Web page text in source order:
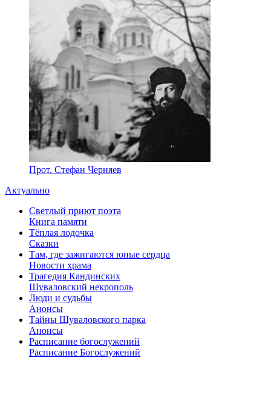
Прот. Стефан Черняев
Актуально
Светлый приют поэта
Книга памяти
Тёплая лодочка
Сказки
Там, где зажигаются юные сердца
Новости храма
Трагедия Кандинских
Шуваловский некрополь
Люди и судьбы
Анонсы
Тайны Шуваловского парка
Анонсы
Расписание богослужений
Расписание Богослужений